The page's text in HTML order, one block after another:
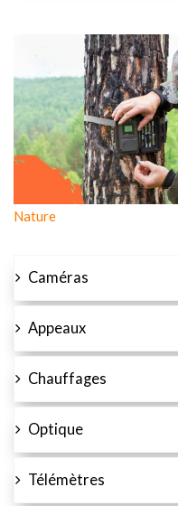
Nature
Caméras
Appeaux
Chauffages
Optique
Télémètres